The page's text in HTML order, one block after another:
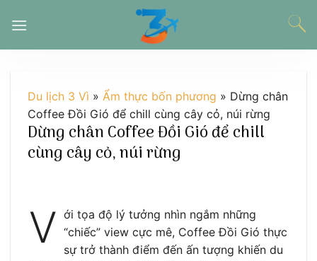
đến
Du lịch 3 Vì » Ẩm thực bốn phương » Dừng chân
Coffee Đồi Gió để chill cùng cây cỏ, núi rừng
Dừng chân Coffee Đồi Gió để chill
cùng cây cỏ, núi rừng
V ới tọa độ lý tưởng nhìn ngắm những
“chiếc” view cực mê, Coffee Đồi Gió thực
sự trở thành điểm đến ấn tượng khiến du